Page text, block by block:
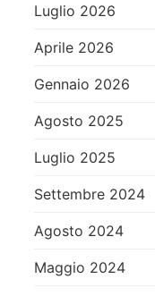
Luglio 2026
Aprile 2026
Gennaio 2026
Agosto 2025
Luglio 2025
Settembre 2024
Agosto 2024
Maggio 2024